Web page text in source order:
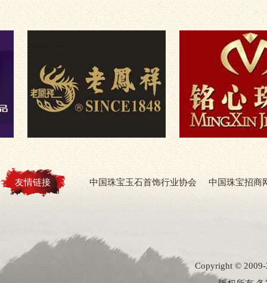
友情链接 中国珠宝玉石首饰行业协会 中国珠宝招商
Copyright ©